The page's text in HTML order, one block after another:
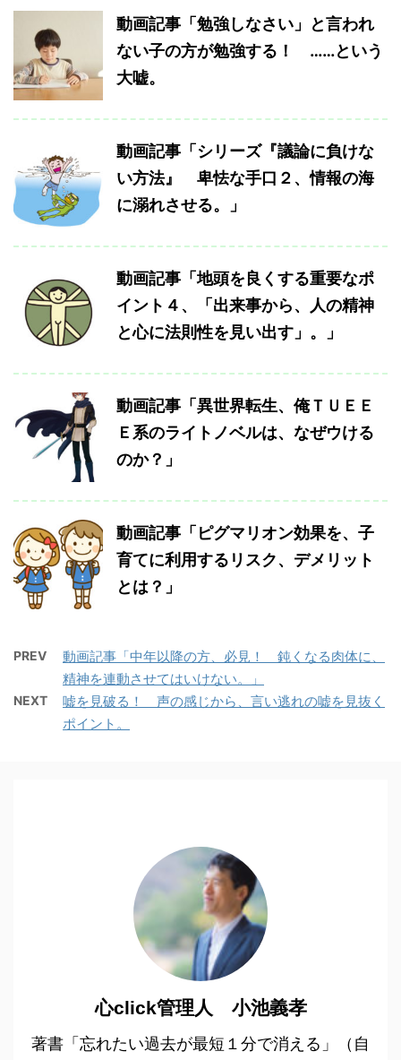
動画記事「勉強しなさい」と言われ
ない子の方が勉強する！ ……という
大嘘。
動画記事「シリーズ『議論に負けな
い方法』 卑怯な手口２、情報の海
に溺れさせる。」
動画記事「地頭を良くする重要なポ
イント４、「出来事から、人の精神
と心に法則性を見い出す」。」
動画記事「異世界転生、俺ＴＵＥＥ
Ｅ系のライトノベルは、なぜウける
のか？」
動画記事「ピグマリオン効果を、子
育てに利用するリスク、デメリット
とは？」
PREV
動画記事「中年以降の方、必見！ 鈍くなる肉体に、
精神を連動させてはいけない。」
NEXT
嘘を見破る！ 声の感じから、言い逃れの嘘を見抜く
ポイント。
心click管理人 小池義孝
著書「忘れたい過去が最短１分で消える」（自